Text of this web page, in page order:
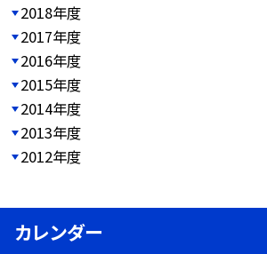
2018年度
2017年度
2016年度
2015年度
2014年度
2013年度
2012年度
カレンダー